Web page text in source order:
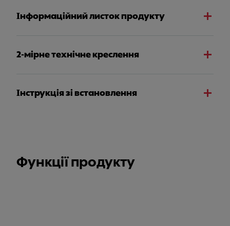
Інформаційний листок продукту
2-мірне технічне креслення
Інструкція зі встановлення
Функції продукту